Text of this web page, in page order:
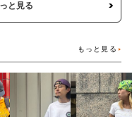
と見る
もっと見る